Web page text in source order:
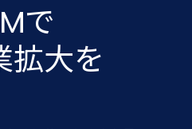
で​
拡大を​